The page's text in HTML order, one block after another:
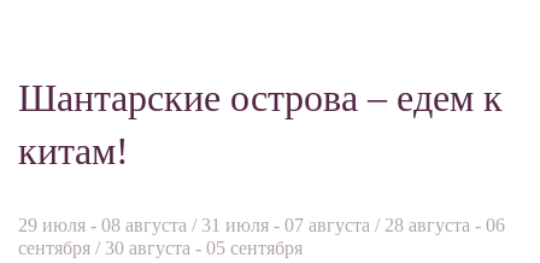
Шантарские острова – едем к
китам!
29 июля - 08 августа / 31 июля - 07 августа / 28 августа - 06
сентября / 30 августа - 05 сентября